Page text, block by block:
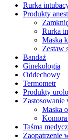
Rurka
Produkty
Rurka
Maska
Zestaw
Bandaż
Ginekologia
Oddechowy
Termometr
Produkty
Zastosowanie
Maska
Taśma
Zaopatrzenie